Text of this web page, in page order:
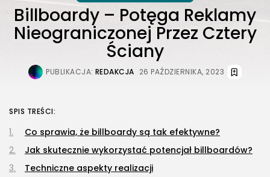
Billboardy – Potęga Reklamy
Nieograniczonej Przez Cztery
Ściany
PUBLIKACJA: REDAKCJA 26 PAŹDZIERNIKA, 2023
SPIS TREŚCI:
Co sprawia, że billboardy są tak efektywne?
Jak skutecznie wykorzystać potencjał billboardów?
Techniczne aspekty realizacji